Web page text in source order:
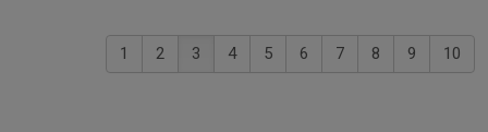
1 2 3 4 5 6 7 8 9 10